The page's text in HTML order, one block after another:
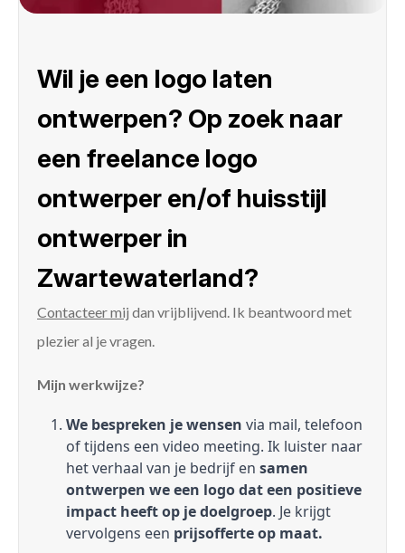
Wil je een logo laten
ontwerpen? Op zoek naar
een freelance logo
ontwerper en/of huisstijl
ontwerper in
Zwartewaterland?
Contacteer mij dan vrijblijvend. Ik beantwoord met
plezier al je vragen.
Mijn werkwijze?
We bespreken je wensen via mail, telefoon
of tijdens een video meeting. Ik luister naar
het verhaal van je bedrijf en samen
ontwerpen we een logo dat een positieve
impact heeft op je doelgroep. Je krijgt
vervolgens een prijsofferte op maat.